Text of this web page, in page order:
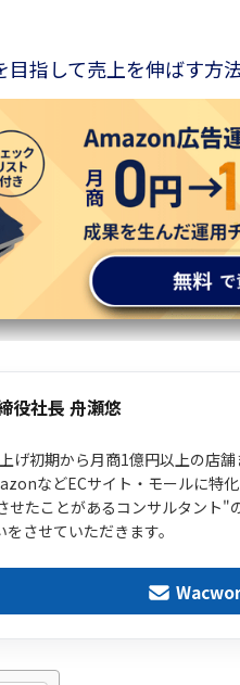
目指して売上を伸ばす方
役社長 舟瀬悠
げ初期から月商1億円以上の店
などECサイト・モールに特
せたことがあるコンサルタント"
させていただきます。